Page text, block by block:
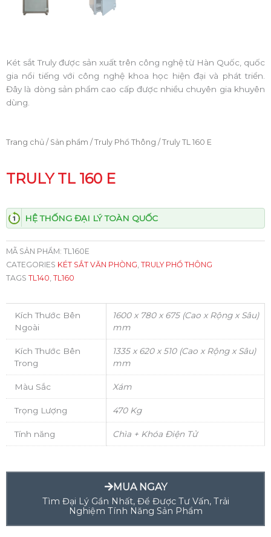
Két sắt Truly được sản xuất trên công nghệ từ Hàn Quốc, quốc
gia nổi tiếng với công nghệ khoa học hiện đại và phát triển.
Đây là dòng sản phẩm cao cấp được nhiều chuyên gia khuyên
dùng.
Trang chủ / Sản phẩm / Truly Phổ Thông / Truly TL 160 E
TRULY TL 160 E
HỆ THỐNG ĐẠI LÝ TOÀN QUỐC
MÃ SẢN PHẨM: TL160E
CATEGORIES KÉT SẮT VĂN PHÒNG, TRULY PHỔ THÔNG
TAGS TL140, TL160
Kích Thước Bên
Ngoài
1600 x 780 x 675 (Cao x Rộng x Sâu)
mm
Kích Thước Bên
Trong
1335 x 620 x 510 (Cao x Rộng x Sâu)
mm
Màu Sắc Xám
Trọng Lượng 470 Kg
Tính năng Chìa + Khóa Điện Tử
MUA NGAY
Tìm Đại Lý Gần Nhất, Để Được Tư Vấn, Trải
Nghiệm Tính Năng Sản Phẩm